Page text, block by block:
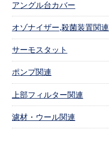
アングル台カバー
オゾナイザー,殺菌装置関連
サーモスタット
ポンプ関連
上部フィルター関連
濾材・ウール関連